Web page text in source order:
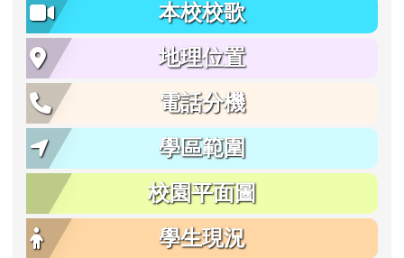
本校校歌
地理位置
電話分機
學區範圍
校園平面圖
學生現況